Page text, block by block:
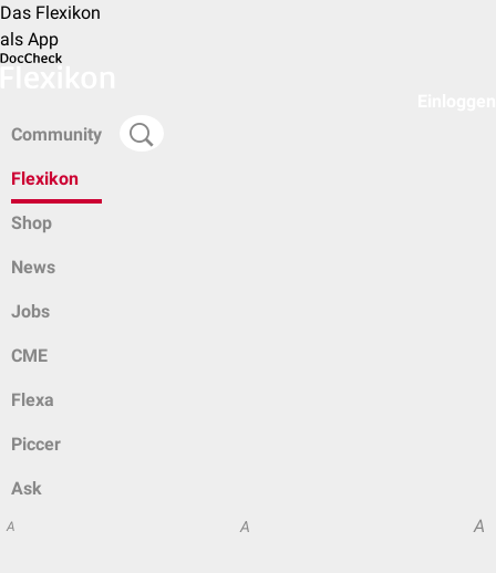
Das Flexikon
als App
Community
Flexikon
Shop
News
Jobs
CME
Flexa
Piccer
Ask
A A A